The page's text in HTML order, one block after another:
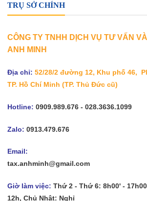
TRỤ SỞ CHÍNH
CÔNG TY TNHH DỊCH VỤ TƯ VẤN
ANH MINH
Địa chỉ: 52/28/2 đường 12, Khu phố 46,
TP. Hồ Chí Minh (TP. Thủ Đức cũ)
Hotline: 0909.989.676 - 028.3636.1099
Zalo: 0913.479.676
Email:
tax.anhminh@gmail.com
Giờ làm việc: Thứ 2 - Thứ 6: 8h00' -
12h, Chủ Nhật: Nghỉ